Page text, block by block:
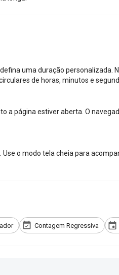
uma duração personalizada.
de horas, minutos e
página estiver aberta. O
o modo tela cheia para
Contagem Regressiva